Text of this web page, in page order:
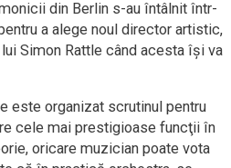
din Berlin s-au întâlnit într-
a alege noul director artistic,
Simon Rattle când acesta îşi va
este organizat scrutinul pentru
cele mai prestigioase funcţii în
oricare muzician poate vota